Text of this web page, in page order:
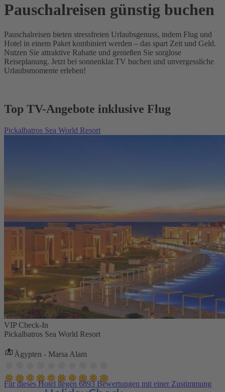
Pauschalreisen günstig buchen
Pauschalreisen bieten stressfreien Urlaubsgenuss, indem Flug und
Hotel in einem Paket kombiniert werden – das spart Zeit und Geld.
Nutzen Sie attraktive Rabatte und genießen Sie sorglose
Reiseplanung. Jetzt bei sonnenklar.TV buchen und unvergessliche
Urlaubsmomente erleben!
Top TV-Angebote inklusive Flug
Pickalbatros Sea World Resort
VIP Check-In
Pickalbatros Sea World Resort
Ägypten - Marsa Alam
Für dieses Hotel liegen 6893 Bewertungen mit einer Zustimmung